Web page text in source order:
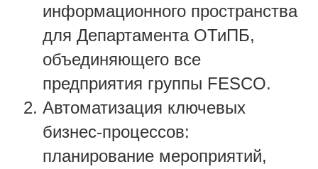
информационного пространства
для Департамента ОТиПБ,
объединяющего все
предприятия группы FESCO.
Автоматизация ключевых
бизнес-процессов:
планирование мероприятий,